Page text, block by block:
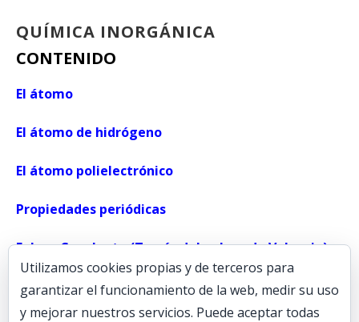
QUÍMICA INORGÁNICA
CONTENIDO
El átomo
El átomo de hidrógeno
El átomo polielectrónico
Propiedades periódicas
Enlace Covalente (Teoría del enlace de Valencia)
Enlace Covalente (Orbitales Moleculares)
Utilizamos cookies propias y de terceros para
garantizar el funcionamiento de la web, medir su uso
y mejorar nuestros servicios. Puede aceptar todas